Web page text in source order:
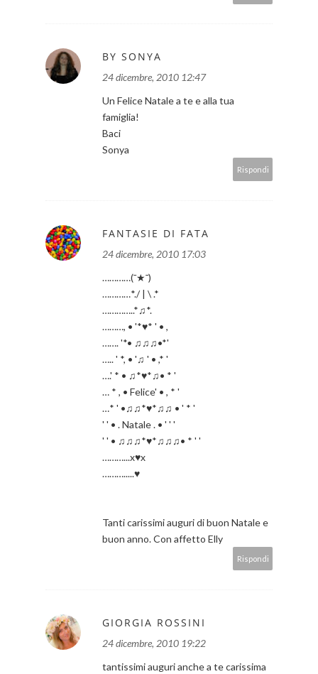
BY SONYA
24 dicembre, 2010 12:47
Un Felice Natale a te e alla tua
famiglia!
Baci
Sonya
Rispondi
FANTASIE DI FATA
24 dicembre, 2010 17:03
…………(¯★¯)
…………*./ | \ .*
…………..*♫*.
………, • '*♥* ' • ,
……. '*• ♫♫♫•*'
….. ' *, • '♫ ' • ,* '
….' * • ♫*♥*♫• * '
… * , • Felice' • , * '
…* ' •♫♫*♥*♫♫ • ' * '
' ' • . Natale . • ' ' '
' ' • ♫♫♫*♥*♫♫♫• * ' '
………...x♥x
……….....♥
Tanti carissimi auguri di buon Natale e
buon anno. Con affetto Elly
Rispondi
GIORGIA ROSSINI
24 dicembre, 2010 19:22
tantissimi auguri anche a te carissima